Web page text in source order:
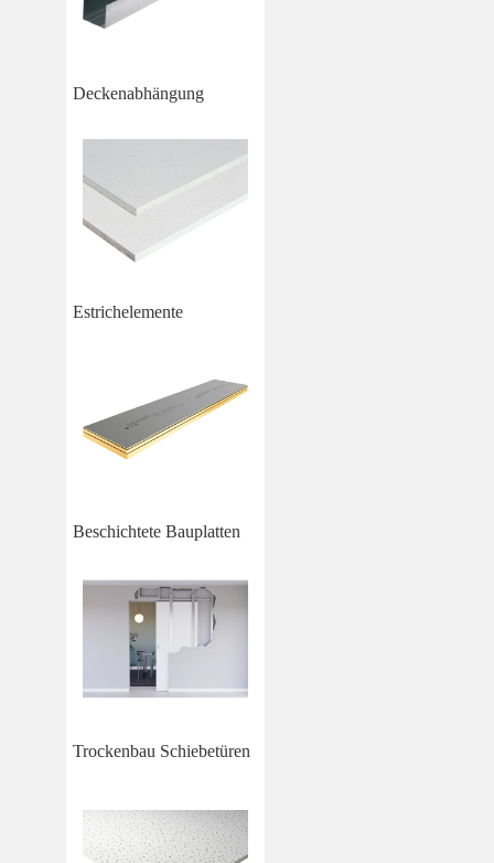
Deckenabhängung
Estrichelemente
Beschichtete Bauplatten
Trockenbau Schiebetüren